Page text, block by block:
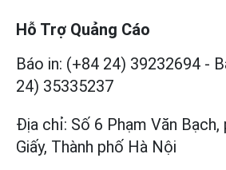
Hỗ Trợ Quảng Cáo
Báo in: (+84 24) 39232694 -
24) 35335237
Địa chỉ: Số 6 Phạm Văn Bạch,
Giấy, Thành phố Hà Nội